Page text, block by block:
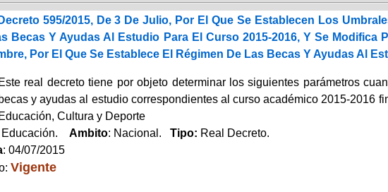
595/2015, De 3 De Julio, Por El Que Se Establecen Los
Becas Y Ayudas Al Estudio Para El Curso 2015-2016, Y Se Modifica
Por El Que Se Establece El Régimen De Las Becas Y Ayudas Al
Este real decreto tiene por objeto determinar los siguientes parámetros
becas y ayudas al estudio correspondientes al curso académico 2015-2016
Educación, Cultura y Deporte
Educación. Ambito: Nacional. Tipo: Real Decreto.
: 04/07/2015
Vigente